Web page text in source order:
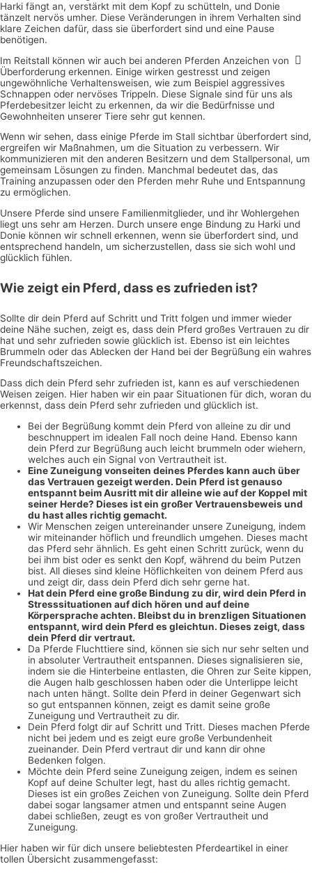
Harki fängt an, verstärkt mit dem Kopf zu schütteln, und Donie
tänzelt nervös umher. Diese Veränderungen in ihrem Verhalten sind
klare Zeichen dafür, dass sie überfordert sind und eine Pause
benötigen.
Im Reitstall können wir auch bei anderen Pferden Anzeichen von
Überforderung erkennen. Einige wirken gestresst und zeigen
ungewöhnliche Verhaltensweisen, wie zum Beispiel aggressives
Schnappen oder nervöses Trippeln. Diese Signale sind für uns als
Pferdebesitzer leicht zu erkennen, da wir die Bedürfnisse und
Gewohnheiten unserer Tiere sehr gut kennen.
Wenn wir sehen, dass einige Pferde im Stall sichtbar überfordert sind,
ergreifen wir Maßnahmen, um die Situation zu verbessern. Wir
kommunizieren mit den anderen Besitzern und dem Stallpersonal, um
gemeinsam Lösungen zu finden. Manchmal bedeutet das, das
Training anzupassen oder den Pferden mehr Ruhe und Entspannung
zu ermöglichen.
Unsere Pferde sind unsere Familienmitglieder, und ihr Wohlergehen
liegt uns sehr am Herzen. Durch unsere enge Bindung zu Harki und
Donie können wir schnell erkennen, wenn sie überfordert sind, und
entsprechend handeln, um sicherzustellen, dass sie sich wohl und
glücklich fühlen.
Wie zeigt ein Pferd, dass es zufrieden ist?
Sollte dir dein Pferd auf Schritt und Tritt folgen und immer wieder
deine Nähe suchen, zeigt es, dass dein Pferd großes Vertrauen zu dir
hat und sehr zufrieden sowie glücklich ist. Ebenso ist ein leichtes
Brummeln oder das Ablecken der Hand bei der Begrüßung ein wahres
Freundschaftszeichen.
Dass dich dein Pferd sehr zufrieden ist, kann es auf verschiedenen
Weisen zeigen. Hier haben wir ein paar Situationen für dich, woran du
erkennst, dass dein Pferd sehr zufrieden und glücklich ist.
Bei der Begrüßung kommt dein Pferd von alleine zu dir und
beschnuppert im idealen Fall noch deine Hand. Ebenso kann
dein Pferd zur Begrüßung auch leicht brummeln oder wiehern,
welches auch ein Signal von Vertrautheit ist.
Eine Zuneigung vonseiten deines Pferdes kann auch über
das Vertrauen gezeigt werden. Dein Pferd ist genauso
entspannt beim Ausritt mit dir alleine wie auf der Koppel mit
seiner Herde? Dieses ist ein großer Vertrauensbeweis und
du hast alles richtig gemacht.
Wir Menschen zeigen untereinander unsere Zuneigung, indem
wir miteinander höflich und freundlich umgehen. Dieses macht
das Pferd sehr ähnlich. Es geht einen Schritt zurück, wenn du
bei ihm bist oder es senkt den Kopf, während du beim Putzen
bist. All dieses sind kleine Höflichkeiten von deinem Pferd aus
und zeigt dir, dass dein Pferd dich sehr gerne hat.
Hat dein Pferd eine große Bindung zu dir, wird dein Pferd in
Stresssituationen auf dich hören und auf deine
Körpersprache achten. Bleibst du in brenzligen Situationen
entspannt, wird dein Pferd es gleichtun. Dieses zeigt, dass
dein Pferd dir vertraut.
Da Pferde Fluchttiere sind, können sie sich nur sehr selten und
in absoluter Vertrautheit entspannen. Dieses signalisieren sie,
indem sie die Hinterbeine entlasten, die Ohren zur Seite kippen,
die Augen halb geschlossen haben oder die Unterlippe leicht
nach unten hängt. Sollte dein Pferd in deiner Gegenwart sich
so gut entspannen können, zeigt es damit seine große
Zuneigung und Vertrautheit zu dir.
Dein Pferd folgt dir auf Schritt und Tritt. Dieses machen Pferde
nicht bei jedem und es zeigt eure große Verbundenheit
zueinander. Dein Pferd vertraut dir und kann dir ohne
Bedenken folgen.
Möchte dein Pferd seine Zuneigung zeigen, indem es seinen
Kopf auf deine Schulter legt, hast du alles richtig gemacht.
Dieses ist ein großes Zeichen von Zuneigung. Sollte dein Pferd
dabei sogar langsamer atmen und entspannt seine Augen
dabei schließen, zeugt es von großer Vertrautheit und
Zuneigung.
Hier haben wir für dich unsere beliebtesten Pferdeartikel in einer
tollen Übersicht zusammengefasst: